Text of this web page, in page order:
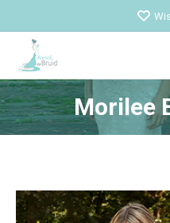
Morilee
Je